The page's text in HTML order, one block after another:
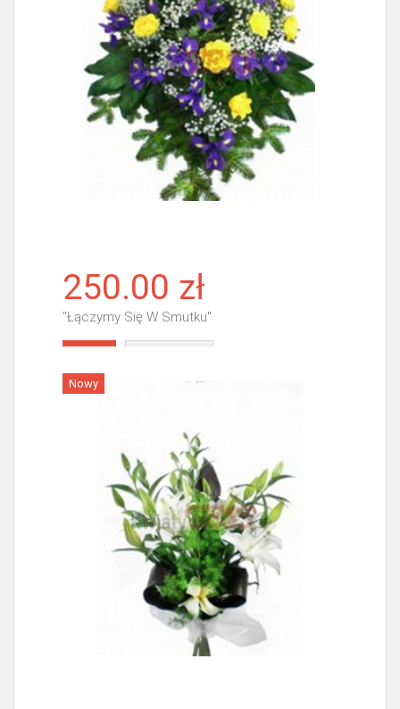
250.00 zł
"Łączymy Się W Smutku"
Nowy